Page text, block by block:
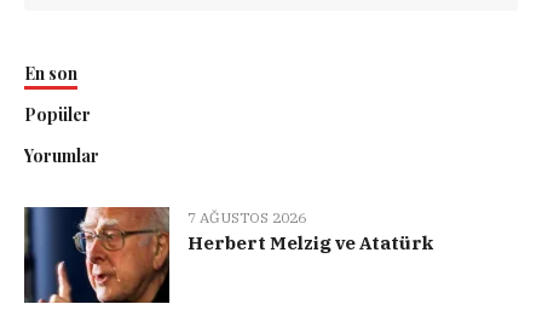
En son
Popüler
Yorumlar
7 AĞUSTOS 2026
Herbert Melzig ve Atatürk